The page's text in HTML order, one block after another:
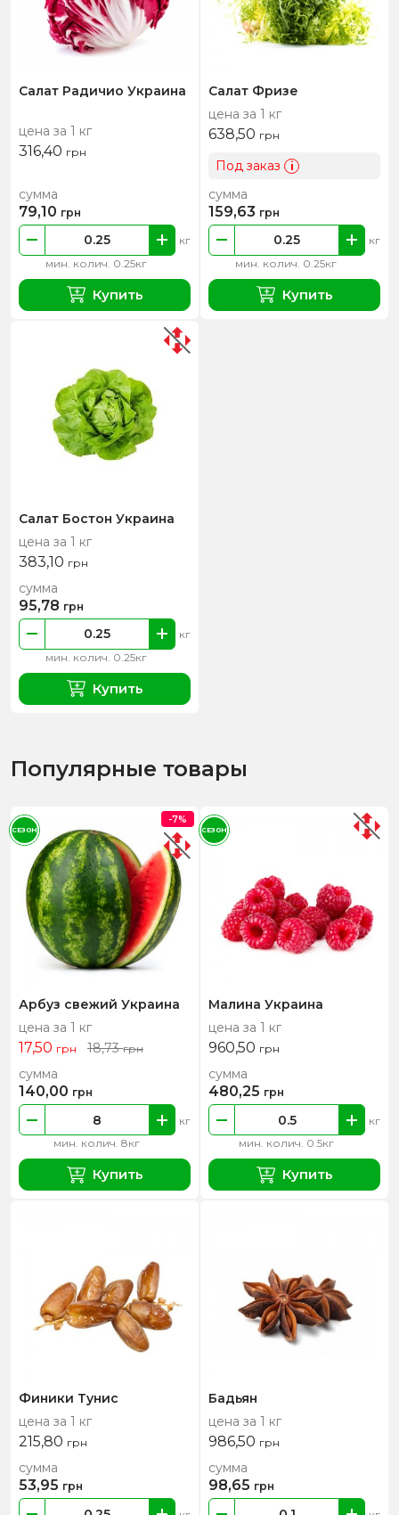
Салат Радичио Украина
цена за 1 кг
316,40 грн
мин. колич. 0.25кг
кг
сумма
79,10 грн
Купить
Салат Фризе
цена за 1 кг
638,50 грн
Под заказ i
мин. колич. 0.25кг
кг
сумма
159,63 грн
Купить
Салат Бостон Украина
цена за 1 кг
383,10 грн
мин. колич. 0.25кг
кг
сумма
95,78 грн
Купить
Популярные товары
Арбуз свежий Украина
цена за 1 кг
17,50 грн 18,73грн
мин. колич. 8кг
кг
сумма
140,00 грн
Купить
-7%
СЕЗОН
Малина Украина
цена за 1 кг
960,50 грн
мин. колич. 0.5кг
кг
сумма
480,25 грн
Купить
СЕЗОН
Финики Тунис
цена за 1 кг
215,80 грн
сумма
53,95 грн
Бадьян
цена за 1 кг
986,50 грн
сумма
98,65 грн